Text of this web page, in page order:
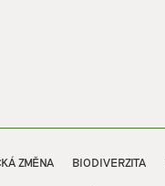
ZMĚNA BIODIVERZITA